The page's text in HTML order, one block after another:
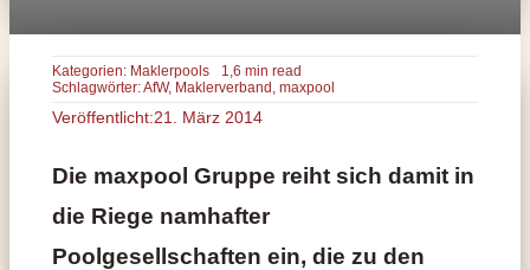
Kategorien: Maklerpools
1,6 min read
Schlagwörter:AfW, Maklerverband maxpool
Veröffentlicht:21. März 2014
Die maxpool Gruppe reiht sich damit in
die Riege namhafter
Poolgesellschaften ein, die zu den